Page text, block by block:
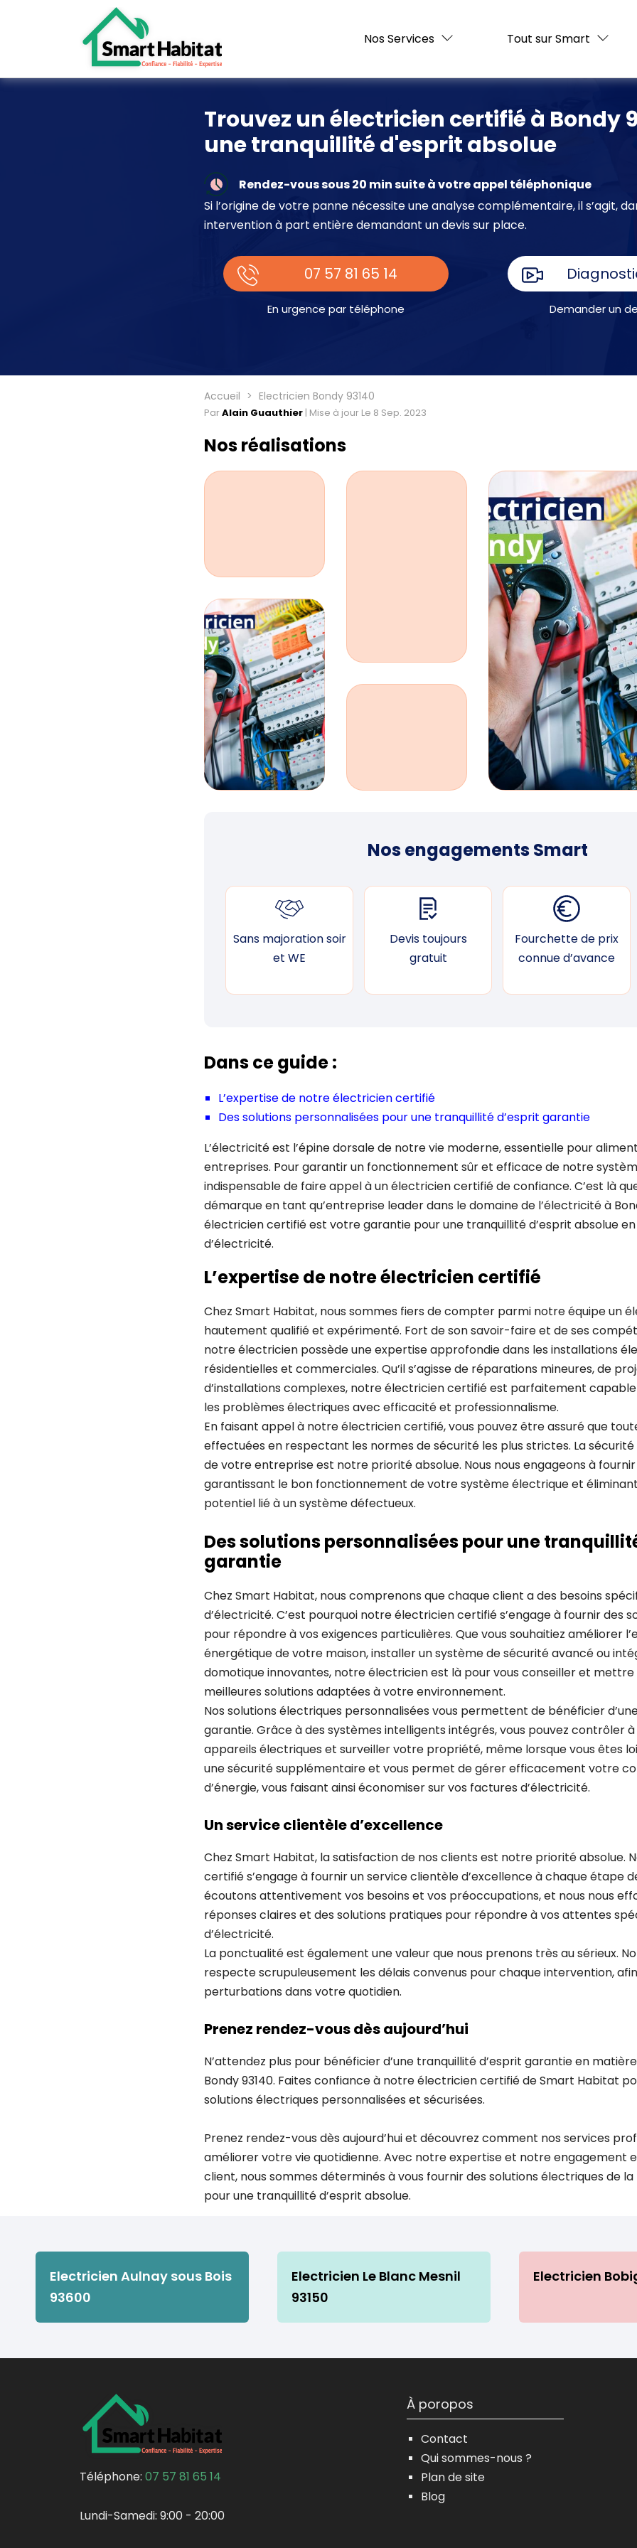
Nos Services Tout sur Smart
Trouvez un électricien certifié à Bondy
une tranquillité d'esprit absolue
Rendez-vous sous 20 min suite à votre appel téléphonique
Si l’origine de votre panne nécessite une analyse complémentaire, il s’agit,
intervention à part entière demandant un devis sur place.
07 57 81 65 14
En urgence par téléphone Demander un
Accueil Electricien Bondy 93140
ParAlain Guauthier | Mise à jour Le 8 Sep. 2023
Nos réalisations
Nos engagements Smart
Sans majoration soir
et WE
Devis toujours
gratuit
Fourchette de prix
connue d’avance
Dans ce guide :
L’expertise de notre électricien certifié
Des solutions personnalisées pour une tranquillité d’esprit garantie
L’électricité est l’épine dorsale de notre vie moderne, essentielle pour
entreprises. Pour garantir un fonctionnement sûr et efficace de notre
indispensable de faire appel à un électricien certifié de confiance. C’est là
démarque en tant qu’entreprise leader dans le domaine de l’électricité à
électricien certifié est votre garantie pour une tranquillité d’esprit absolue
d’électricité.
L’expertise de notre électricien certifié
Chez Smart Habitat, nous sommes fiers de compter parmi notre équipe un
hautement qualifié et expérimenté. Fort de son savoir-faire et de ses
notre électricien possède une expertise approfondie dans les installations
résidentielles et commerciales. Qu’il s’agisse de réparations mineures, de
d’installations complexes, notre électricien certifié est parfaitement
les problèmes électriques avec efficacité et professionnalisme.
En faisant appel à notre électricien certifié, vous pouvez être assuré que
effectuées en respectant les normes de sécurité les plus strictes. La
de votre entreprise est notre priorité absolue. Nous nous engageons à
garantissant le bon fonctionnement de votre système électrique et
potentiel lié à un système défectueux.
Des solutions personnalisées pour une
garantie
Chez Smart Habitat, nous comprenons que chaque client a des besoins
d’électricité. C’est pourquoi notre électricien certifié s’engage à fournir des
pour répondre à vos exigences particulières. Que vous souhaitiez améliorer
énergétique de votre maison, installer un système de sécurité avancé ou
domotique innovantes, notre électricien est là pour vous conseiller et
meilleures solutions adaptées à votre environnement.
Nos solutions électriques personnalisées vous permettent de bénéficier
garantie. Grâce à des systèmes intelligents intégrés, vous pouvez contrôler
appareils électriques et surveiller votre propriété, même lorsque vous êtes
une sécurité supplémentaire et vous permet de gérer efficacement votre
d’énergie, vous faisant ainsi économiser sur vos factures d’électricité.
Un service clientèle d’excellence
Chez Smart Habitat, la satisfaction de nos clients est notre priorité absolue.
certifié s’engage à fournir un service clientèle d’excellence à chaque étape
écoutons attentivement vos besoins et vos préoccupations, et nous nous
réponses claires et des solutions pratiques pour répondre à vos attentes
d’électricité.
La ponctualité est également une valeur que nous prenons très au sérieux.
respecte scrupuleusement les délais convenus pour chaque intervention,
perturbations dans votre quotidien.
Prenez rendez-vous dès aujourd’hui
N’attendez plus pour bénéficier d’une tranquillité d’esprit garantie en
Bondy 93140. Faites confiance à notre électricien certifié de Smart Habitat
solutions électriques personnalisées et sécurisées.
Prenez rendez-vous dès aujourd’hui et découvrez comment nos services
améliorer votre vie quotidienne. Avec notre expertise et notre engagement
client, nous sommes déterminés à vous fournir des solutions électriques de
pour une tranquillité d’esprit absolue.
Electricien Aulnay sous Bois
93600
Electricien Le Blanc Mesnil
93150
Electricien
Téléphone: 07 57 81 65 14
Lundi-Samedi: 9:00 - 20:00
À poropos
Contact
Qui sommes-nous ?
Plan de site
Blog